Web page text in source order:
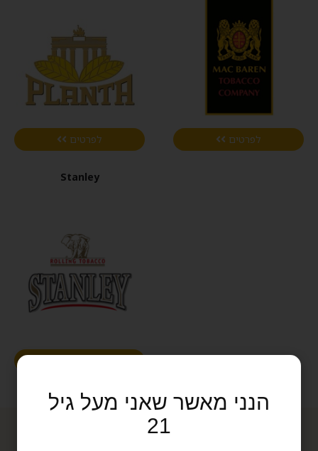
לפרטים לפרטים
Stanley
הנני מאשר שאני מעל גיל
21